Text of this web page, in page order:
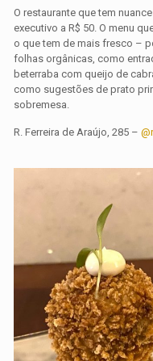
O restaurante que tem
executivo a R$ 50. O menu
o que tem de mais fresco –
folhas orgânicas, como
beterraba com queijo de
como sugestões de prato
sobremesa.
R. Ferreira de Araújo, 285 –